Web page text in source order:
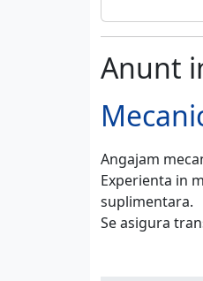
Anunt
Angajam
Experienta in
suplimentara.
Se asigura